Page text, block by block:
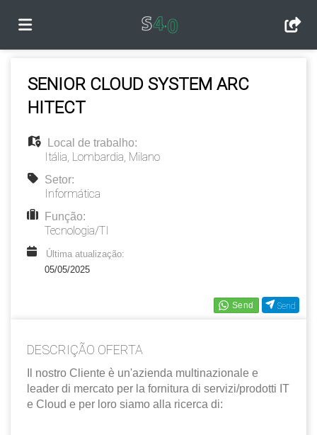
Página
de
emprego
Regista-
te
Iniciar
sessão
Língua
FR
Send
SENIOR CLOUD SYSTEM ARC
HITECT
Local de trabalho:
Itália, Lombardia, Milano
Setor:
Informática
Função:
Tecnologia/TI
Última atualização:
05/05/2025
DESCRIÇÃO OFERTA
Il nostro Cliente è un'azienda multinazionale e
leader di mercato per la fornitura di servizi/prodotti IT
e Cloud e per loro siamo alla ricerca di: